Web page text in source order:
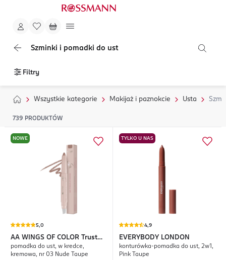
Szminki i pomadki do ust
Filtry
Wszystkie kategorie Makijaż i paznokcie Usta
739 PRODUKTÓW
NOWE
5,0
AA WINGS OF COLOR Trust
Your Wings Say It Bold
pomadka do ust, w kredce,
kremowa, nr 03 Nude Taupe
TYLKO U NAS
4,9
EVERYBODY LONDON
konturówka-pomadka do ust, 2w1,
Pink Taupe